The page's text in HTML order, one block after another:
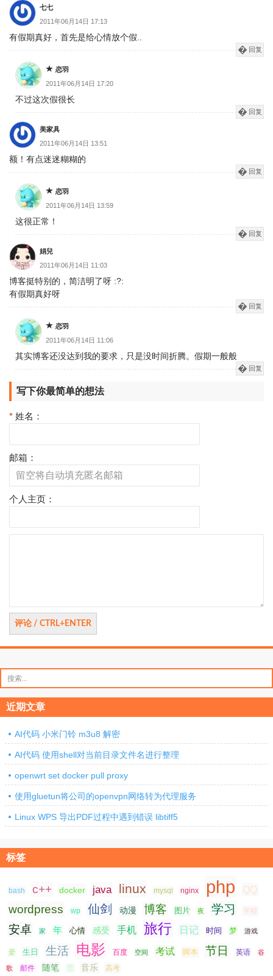
七七
2011年06月14日 17:13
有假期真好，首先是给心情放个假..
回复
恋羽
2011年06月14日 17:20
不过这次假很长
回复
美家具
2011年06月14日 13:51
额！有点迷迷糊糊的
回复
恋羽
2011年06月14日 13:59
这很正常！
回复
娟兒
2011年06月14日 11:03
博客挺特别的，简洁明了呀 :?:
有假期真好呀
回复
恋羽
2011年06月14日 11:06
其实博客还没达到我的要求，只是没时间折腾。假期一般般
回复
写下你最简单的想法
* 姓名：
邮箱：
个人主页：
索：
近期文章
AI代码 小米门铃 m3u8 解密
AI代码 使用shell对当前目录文件名进行整理
openwrt set docker pull proxy
使用gluetun将公司的openvpn网络转为代理服务
Linux WPS 导出PDF过程中遇到错误 libtiff5
标签
bash c++ docker java linux mysql nginx php QQ
wordpress wp 仙剑 动漫 博客 图片 夜 学习 学校
安卓 家 年 心情 感受 手机 旅行 日记 时间 梦 游戏
爱 生日 生活 电影 百度 空间 考试 脚本 节日 英语 谷
歌 邮件 随笔 雪 音乐 高考